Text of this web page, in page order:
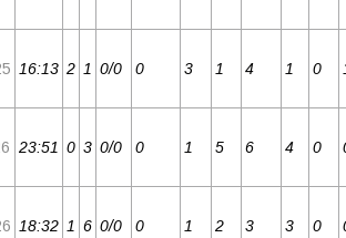
16:13 2 1 0/0 0 3 1 4 1 0
23:51 0 3 0/0 0 1 5 6 4 0
18:32 1 6 0/0 0 1 2 3 3 0